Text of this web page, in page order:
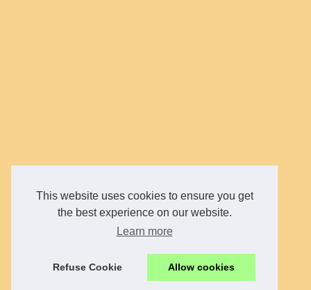
This website uses cookies to ensure you get
the best experience on our website.
Learn more
Refuse Cookie Allow cookies